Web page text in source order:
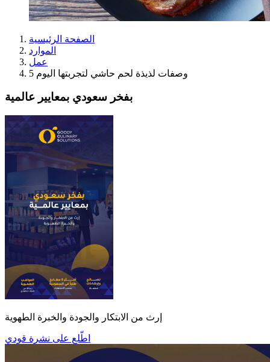
الصفحة الرئيسية
الموارد
عمل
5 وصفات لذيذة لحم حاشي لتجربتها اليوم
بفخر سعودي بمعايير عالمية
إرث من الابتكار والجودة والخبرة الطهوية
اطّلع على نشرة قودي